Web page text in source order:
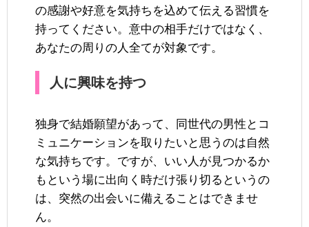
の感謝や好意を気持ちを込めて伝える習慣を
持ってください。意中の相手だけではなく、
あなたの周りの人全てが対象です。
人に興味を持つ
独身で結婚願望があって、同世代の男性とコ
ミュニケーションを取りたいと思うのは自然
な気持ちです。ですが、いい人が見つかるか
もという場に出向く時だけ張り切るというの
は、突然の出会いに備えることはできませ
ん。